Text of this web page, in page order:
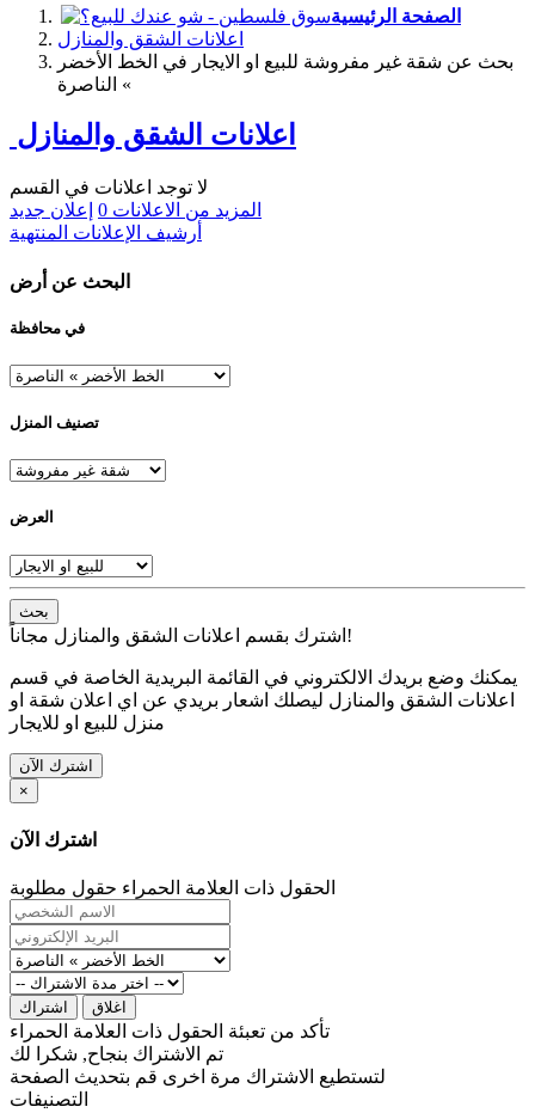
الصفحة الرئيسية
اعلانات الشقق والمنازل
بحث عن شقة غير مفروشة للبيع او الايجار في الخط الأخضر
» الناصرة
اعلانات الشقق والمنازل
لا توجد اعلانات في القسم
المزيد من الاعلانات 0 إعلان جديد
أرشيف الإعلانات المنتهية
البحث عن أرض
في محافظة
تصنيف المنزل
العرض
بحث
اشترك بقسم اعلانات الشقق والمنازل مجاناً!
يمكنك وضع بريدك الالكتروني في القائمة البريدية الخاصة في قسم
اعلانات الشقق والمنازل ليصلك اشعار بريدي عن اي اعلان شقة او
منزل للبيع او للايجار
اشترك الآن
×
اشترك الآن
الحقول ذات العلامة الحمراء حقول مطلوبة
اشتراك اغلاق
تأكد من تعبئة الحقول ذات العلامة الحمراء
تم الاشتراك بنجاح, شكرا لك
لتستطيع الاشتراك مرة اخرى قم بتحديث الصفحة
التصنيفات